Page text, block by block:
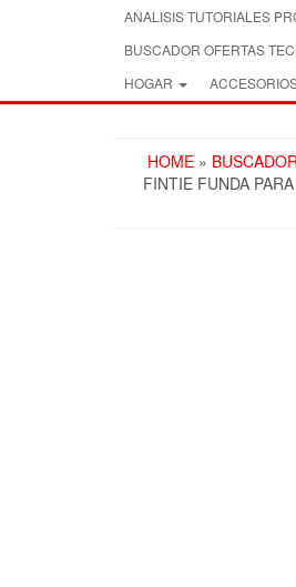
ANALISIS TUTORIALES
BUSCADOR OFERTAS
HOGAR
HOME »
FINTIE FUNDA